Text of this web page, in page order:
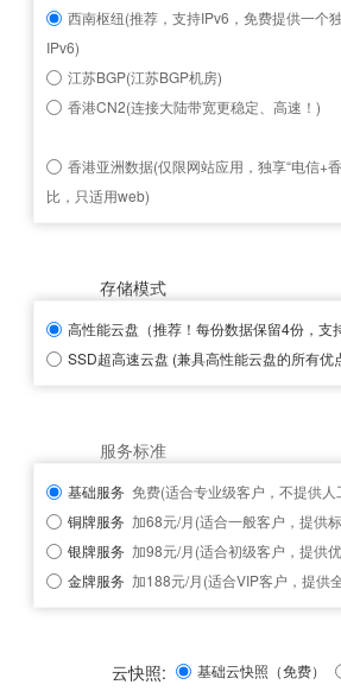
西南枢纽(推荐，支持IPv6，免费提供一个
IPv6)
江苏BGP(江苏BGP机房)
香港CN2(连接大陆带宽更稳定、高速！)
香港亚洲数据(仅限网站应用，独享“电信+
比，只适用web)
存储模式
高性能云盘 （推荐！每份数据保留4份，支
SSD超高速云盘 (兼具高性能云盘的所有
服务标准
基础服务 免费(适合专业级客户，不提供人
铜牌服务 加68元/月(适合一般客户，提供
银牌服务 加98元/月(适合初级客户，提供
金牌服务 加188元/月(适合VIP客户，提供
云快照: 基础云快照（免费）